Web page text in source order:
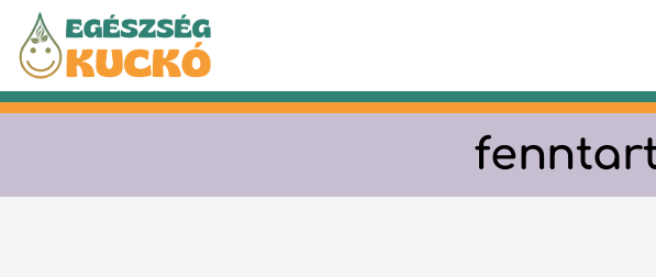
Kilépés
tartalomba